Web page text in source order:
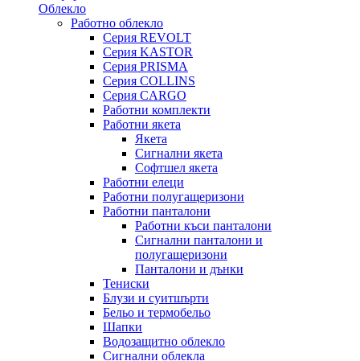
Облекло
Работно облекло
Серия REVOLT
Серия KASTOR
Серия PRISMA
Серия COLLINS
Серия CARGO
Работни комплекти
Работни якета
Якета
Сигнални якета
Софтшел якета
Работни елеци
Работни полугащеризони
Работни панталони
Работни къси панталони
Сигнални панталони и
полугащеризони
Панталони и дънки
Тениски
Блузи и суитшърти
Бельо и термобельо
Шапки
Водозащитно облекло
Сигнални облекла